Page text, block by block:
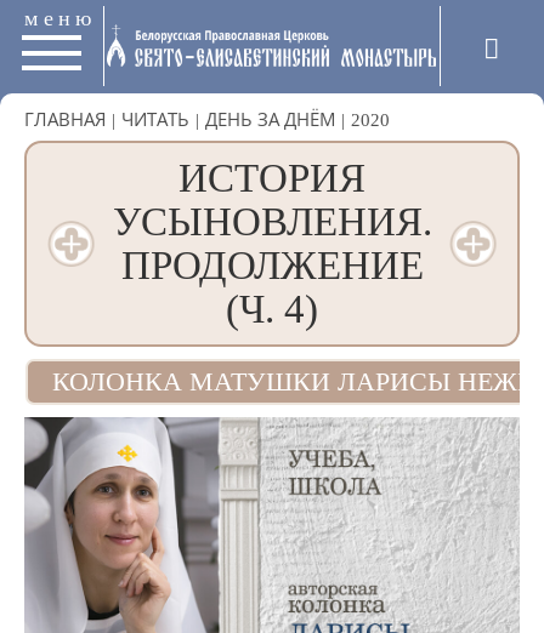
меню
ГЛАВНАЯ | ЧИТАТЬ | ДЕНЬ ЗА ДНЁМ | 2020
ИСТОРИЯ
УСЫНОВЛЕНИЯ.
ПРОДОЛЖЕНИЕ
(Ч. 4)
КОЛОНКА МАТУШКИ ЛАРИСЫ